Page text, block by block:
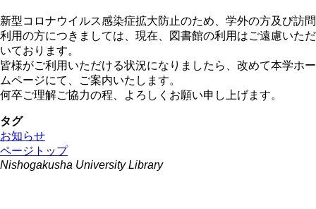
新型コロナウイルス感染症拡大防止のため、学外の方及び訪問
利用の方につきましては、現在、図書館の利用はご遠慮いただ
いております。
皆様がご利用いただける状況になりましたら、改めて本学ホー
ムページにて、ご案内いたします。
何卒ご理解ご協力の程、よろしくお願い申し上げます。
タグ
お知らせ
ページトップ
Nishogakusha University Library